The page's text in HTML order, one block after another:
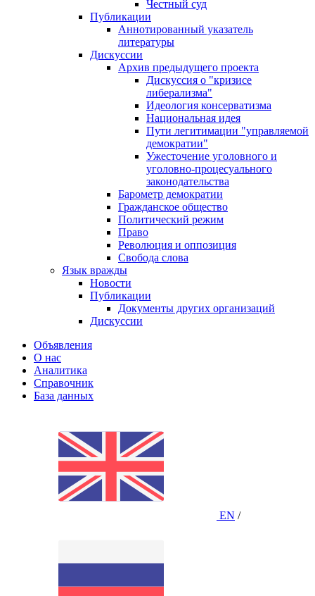
Честный суд
Публикации
Аннотированный указатель
литературы
Дискуссии
Архив предыдущего проекта
Дискуссия о "кризисе
либерализма"
Идеология консерватизма
Национальная идея
Пути легитимации "управляемой
демократии"
Ужесточение уголовного и
уголовно-процесуального
законодательства
Барометр демократии
Гражданское общество
Политический режим
Право
Революция и оппозиция
Свобода слова
Язык вражды
Новости
Публикации
Документы других организаций
Дискуссии
Объявления
О нас
Аналитика
Справочник
База данных
EN /